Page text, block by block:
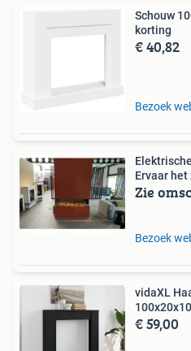
Schouw
korting
€ 40,82
Bezoek
Ervaar het
Zie
Bezoek
vidaXL
€ 59,00